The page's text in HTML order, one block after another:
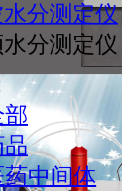
分测定仪
分测定仪
品
药中间体